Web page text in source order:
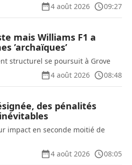
4 août 2026 09:27
mais Williams F1 a
’archaïques’
structurel se poursuit à Grove
4 août 2026
08:48
des pénalités
impact en seconde moitié de
4 août 2026
08:05